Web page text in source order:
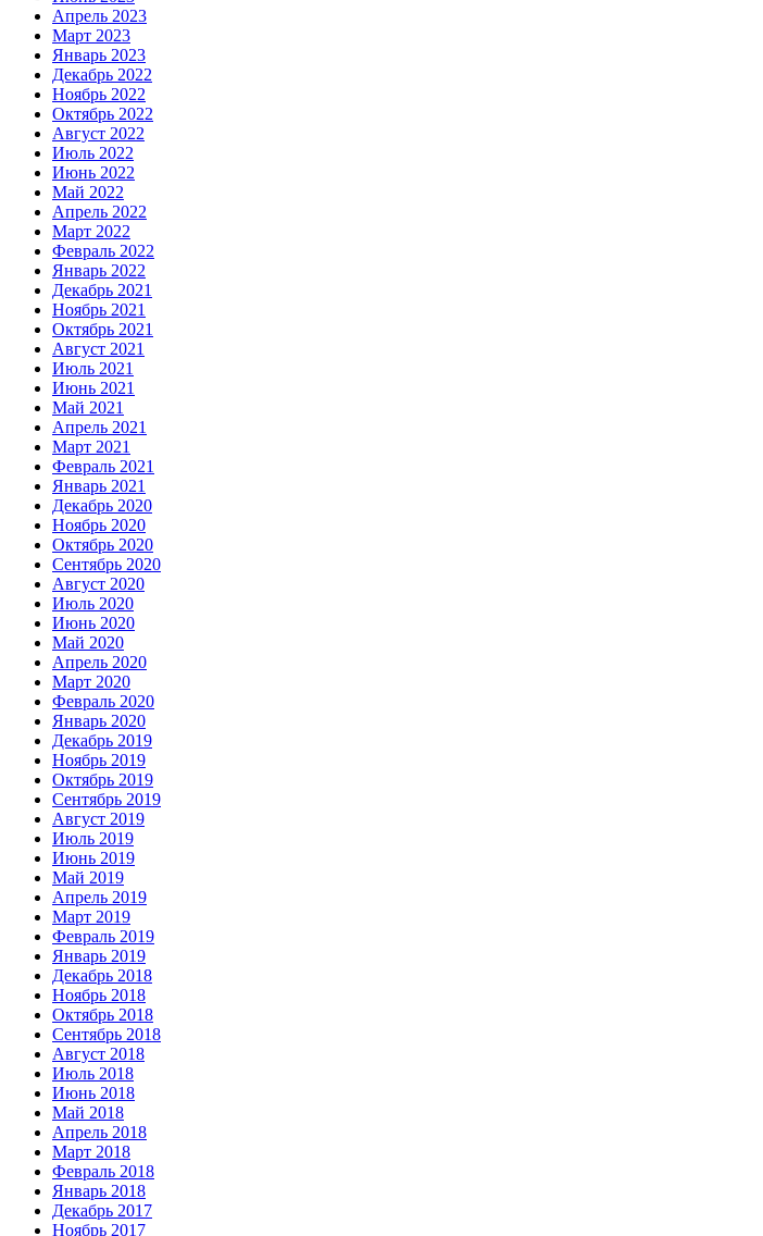
Апрель 2023
Март 2023
Январь 2023
Декабрь 2022
Ноябрь 2022
Октябрь 2022
Август 2022
Июль 2022
Июнь 2022
Май 2022
Апрель 2022
Март 2022
Февраль 2022
Январь 2022
Декабрь 2021
Ноябрь 2021
Октябрь 2021
Август 2021
Июль 2021
Июнь 2021
Май 2021
Апрель 2021
Март 2021
Февраль 2021
Январь 2021
Декабрь 2020
Ноябрь 2020
Октябрь 2020
Сентябрь 2020
Август 2020
Июль 2020
Июнь 2020
Май 2020
Апрель 2020
Март 2020
Февраль 2020
Январь 2020
Декабрь 2019
Ноябрь 2019
Октябрь 2019
Сентябрь 2019
Август 2019
Июль 2019
Июнь 2019
Май 2019
Апрель 2019
Март 2019
Февраль 2019
Январь 2019
Декабрь 2018
Ноябрь 2018
Октябрь 2018
Сентябрь 2018
Август 2018
Июль 2018
Июнь 2018
Май 2018
Апрель 2018
Март 2018
Февраль 2018
Январь 2018
Декабрь 2017
Ноябрь 2017